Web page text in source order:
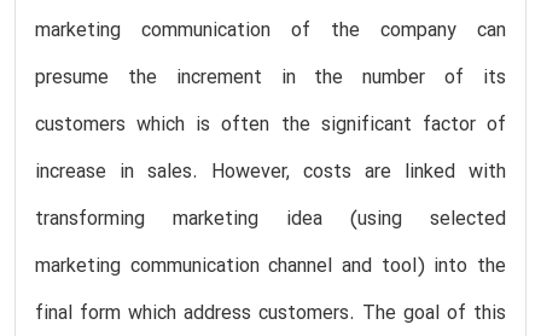
marketing communication of the company can
presume the increment in the number of its
customers which is often the significant factor of
increase in sales. However, costs are linked with
transforming marketing idea (using selected
marketing communication channel and tool) into the
final form which address customers. The goal of this